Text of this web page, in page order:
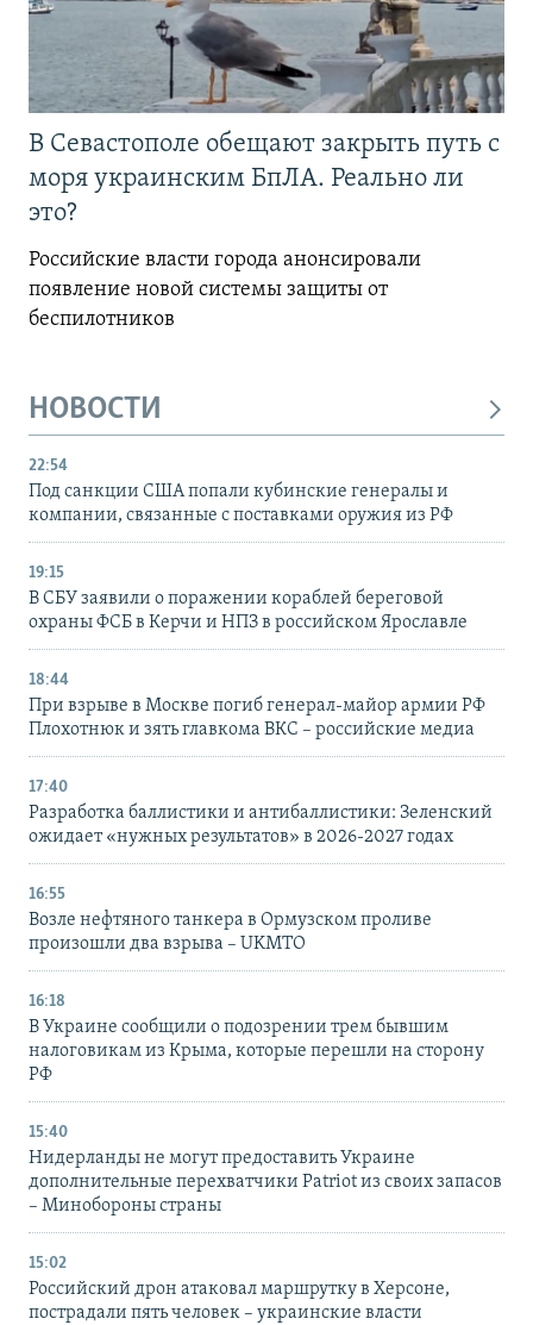
В Севастополе обещают закрыть путь с
моря украинским БпЛА. Реально ли
это?
Российские власти города анонсировали
появление новой системы защиты от
беспилотников
НОВОСТИ
22:54
Под санкции США попали кубинские генералы и
компании, связанные с поставками оружия из РФ
19:15
В СБУ заявили о поражении кораблей береговой
охраны ФСБ в Керчи и НПЗ в российском Ярославле
18:44
При взрыве в Москве погиб генерал-майор армии РФ
Плохотнюк и зять главкома ВКС – российские медиа
17:40
Разработка баллистики и антибаллистики: Зеленский
ожидает «нужных результатов» в 2026-2027 годах
16:55
Возле нефтяного танкера в Ормузском проливе
произошли два взрыва – UKMTO
16:18
В Украине сообщили о подозрении трем бывшим
налоговикам из Крыма, которые перешли на сторону
РФ
15:40
Нидерланды не могут предоставить Украине
дополнительные перехватчики Patriot из своих запасов
– Минобороны страны
15:02
Российский дрон атаковал маршрутку в Херсоне,
пострадали пять человек – украинские власти